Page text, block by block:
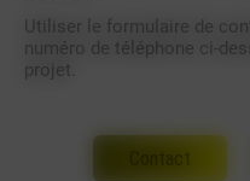
Utiliser le formulaire de
numéro de téléphone ci-
projet.